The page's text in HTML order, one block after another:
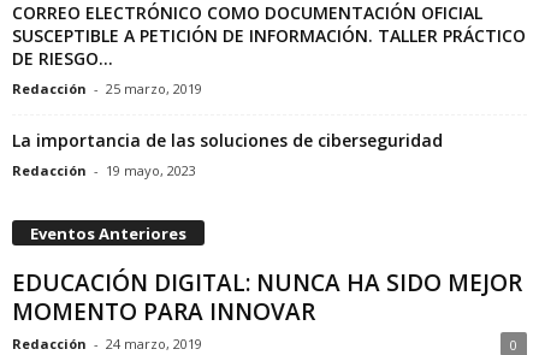
CORREO ELECTRÓNICO COMO DOCUMENTACIÓN OFICIAL
SUSCEPTIBLE A PETICIÓN DE INFORMACIÓN. TALLER PRÁCTICO
DE RIESGO...
Redacción - 25 marzo, 2019
La importancia de las soluciones de ciberseguridad
Redacción - 19 mayo, 2023
Eventos Anteriores
EDUCACIÓN DIGITAL: NUNCA HA SIDO MEJOR
MOMENTO PARA INNOVAR
Redacción - 24 marzo, 2019 0